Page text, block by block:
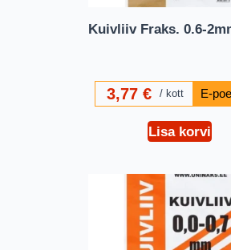
Kuivliiv Fraks. 0.6-
3,77 € kott
Lisa korvi